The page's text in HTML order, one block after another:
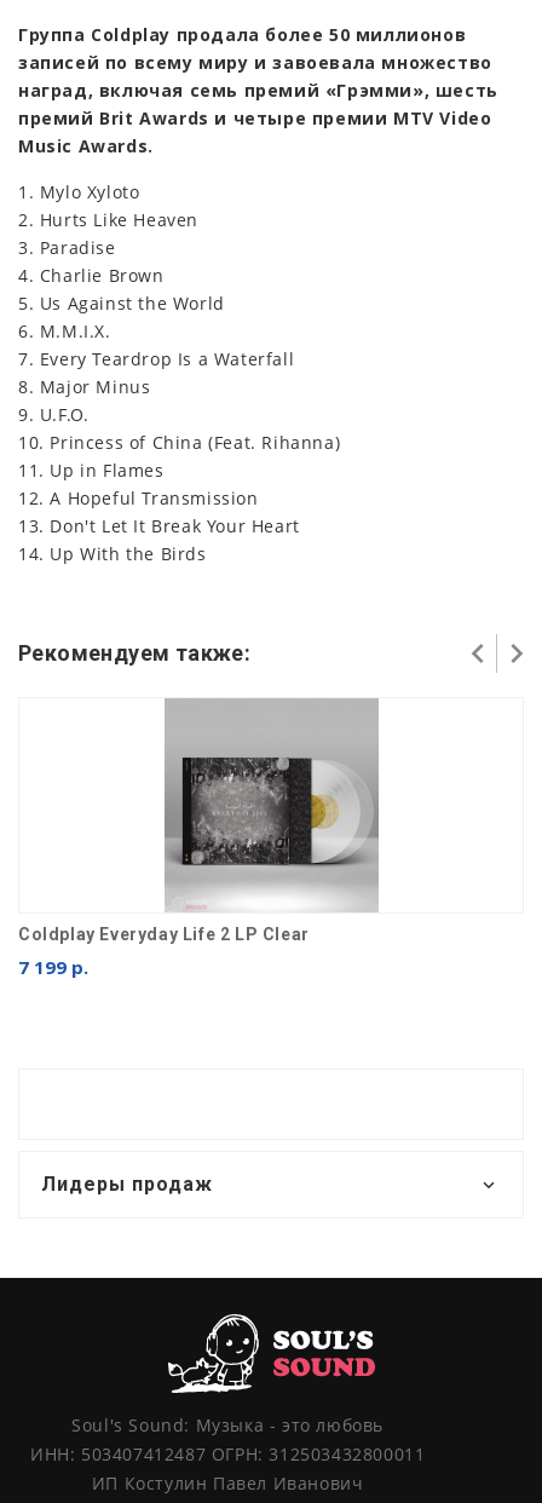
Группа Coldplay продала более 50 миллионов
записей по всему миру и завоевала множество
наград, включая семь премий «Грэмми», шесть
премий Brit Awards и четыре премии MTV Video
Music Awards.
1. Mylo Xyloto
2. Hurts Like Heaven
3. Paradise
4. Charlie Brown
5. Us Against the World
6. M.M.I.X.
7. Every Teardrop Is a Waterfall
8. Major Minus
9. U.F.O.
10. Princess of China (Feat. Rihanna)
11. Up in Flames
12. A Hopeful Transmission
13. Don't Let It Break Your Heart
14. Up With the Birds
Рекомендуем также:
Coldplay Everyday Life 2 LP Clear
7 199 р.
Лидеры продаж
Soul's Sound: Музыка - это любовь
ИНН: 503407412487 ОГРН: 312503432800011
ИП Костулин Павел Иванович